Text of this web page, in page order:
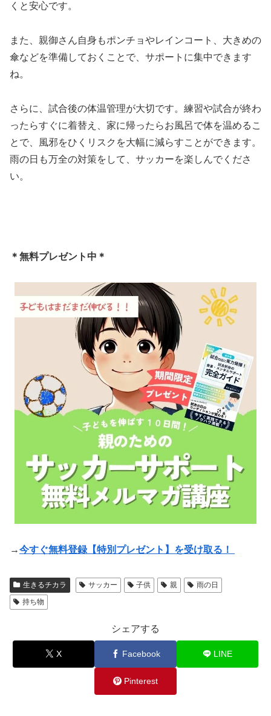
くと安心です。
また、親御さん自身もポンチョやレインコート、大きめの
傘などを準備しておくことで、サポートに集中できます
ね。
さらに、試合後の体温管理が大切です。練習や試合が終わ
ったらすぐに着替え、家に帰ったらお風呂で体を温めるこ
とで、風邪をひくリスクを大幅に減らすことができます。
雨の日も万全の対策をして、サッカーを楽しんでくださ
い。
＊無料プレゼント中＊
→今すぐ無料登録【特別プレゼント】を受け取る！
生きるチカラ サッカー 子供 親
雨の日
持ち物
シェアする
X Facebook LINE
Pinterest